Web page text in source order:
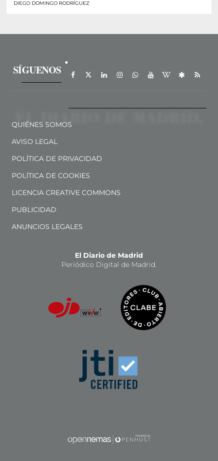
DIEGO DOMINGO RODRÍGUEZ
SÍGUENOS
QUIÉNES SOMOS
AVISO LEGAL
POLÍTICA DE PRIVACIDAD
POLÍTICA DE COOKIES
LICENCIA CREATIVE COMMONS
PUBLICIDAD
ANUNCIOS LEGALES
El Diario de Madrid
Periódico Digital de Madrid.